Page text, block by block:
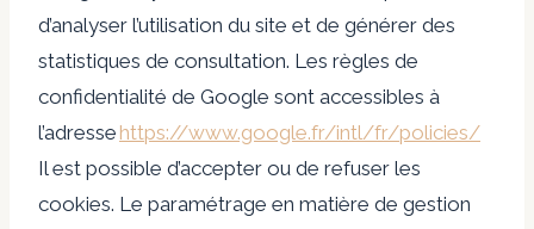
d’analyser l’utilisation du site et de générer des
statistiques de consultation. Les règles de
confidentialité de Google sont accessibles à
l’adresse https://www.google.fr/intl/fr/policies/
Il est possible d’accepter ou de refuser les
cookies. Le paramétrage en matière de gestion